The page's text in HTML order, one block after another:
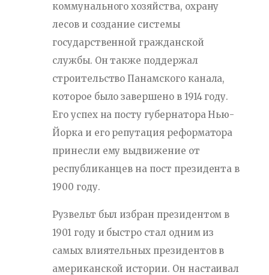
коммунального хозяйства, охрану
лесов и создание системы
государственной гражданской
службы. Он также поддержал
строительство Панамского канала,
которое было завершено в 1914 году.
Его успех на посту губернатора Нью-
Йорка и его репутация реформатора
принесли ему выдвижение от
республиканцев на пост президента в
1900 году.
Рузвельт был избран президентом в
1901 году и быстро стал одним из
самых влиятельных президентов в
американской истории. Он настаивал